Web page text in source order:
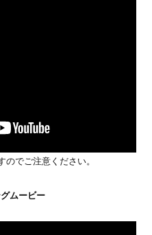
でご注意ください。
ムービー